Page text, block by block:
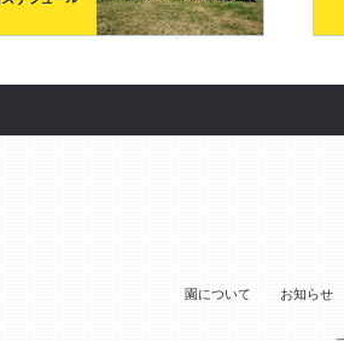
園について お知らせ